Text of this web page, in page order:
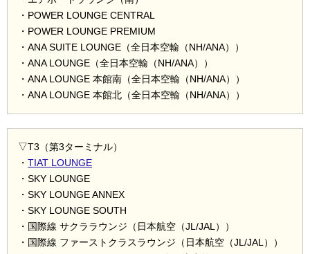
・POWER LOUNGE CENTRAL
・POWER LOUNGE PREMIUM
・ANA SUITE LOUNGE（全日本空輸（NH/ANA））
・ANA LOUNGE（全日本空輸（NH/ANA））
・ANA LOUNGE 本館南（全日本空輸（NH/ANA））
・ANA LOUNGE 本館北（全日本空輸（NH/ANA））
▽T3（第3ターミナル）
・ TIAT LOUNGE
・SKY LOUNGE
・SKY LOUNGE ANNEX
・SKY LOUNGE SOUTH
・国際線 サクララウンジ（日本航空（JL/JAL））
・国際線 ファーストクラスラウンジ（日本航空（JL/JAL））